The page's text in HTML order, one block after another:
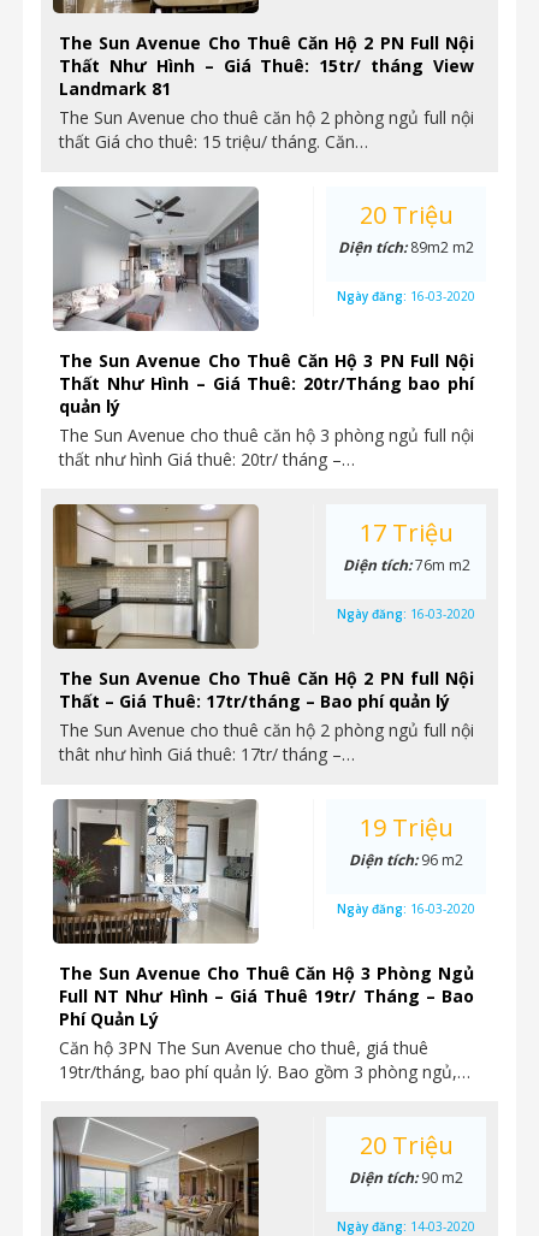
The Sun Avenue Cho Thuê Căn Hộ 2 PN Full Nội
Thất Như Hình – Giá Thuê: 15tr/ tháng View
Landmark 81
The Sun Avenue cho thuê căn hộ 2 phòng ngủ full nội
thất Giá cho thuê: 15 triệu/ tháng. Căn…
The Sun Avenue Cho Thuê Căn Hộ 3 PN Full Nội
Thất Như Hình – Giá Thuê: 20tr/Tháng bao phí
quản lý
The Sun Avenue cho thuê căn hộ 3 phòng ngủ full nội
thất như hình Giá thuê: 20tr/ tháng –…
20 Triệu
Diện tích:89m2 m2
Ngày đăng: 16-03-2020
The Sun Avenue Cho Thuê Căn Hộ 2 PN full Nội
Thất – Giá Thuê: 17tr/tháng – Bao phí quản lý
The Sun Avenue cho thuê căn hộ 2 phòng ngủ full nội
thât như hình Giá thuê: 17tr/ tháng –…
17 Triệu
Diện tích:76m m2
Ngày đăng: 16-03-2020
The Sun Avenue Cho Thuê Căn Hộ 3 Phòng Ngủ
Full NT Như Hình – Giá Thuê 19tr/ Tháng – Bao
Phí Quản Lý
Căn hộ 3PN The Sun Avenue cho thuê, giá thuê
19tr/tháng, bao phí quản lý. Bao gồm 3 phòng ngủ,…
19 Triệu
Diện tích:96 m2
Ngày đăng: 16-03-2020
20 Triệu
Diện tích:90 m2
Ngày đăng: 14-03-2020